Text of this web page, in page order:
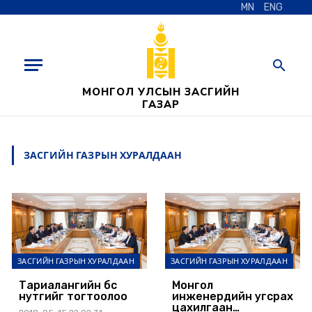
MN ENG
МОНГОЛ УЛСЫН ЗАСГИЙН
ГАЗАР
ЗАСГИЙН ГАЗРЫН ХУРАЛДААН
ЗАСГИЙН ГАЗРЫН ХУРАЛДААН
Тариалангийн бүс
нутгийг тогтоолоо
ЗАСГИЙН ГАЗРЫН ХУРАЛДААН
Монгол
инженерүүдийн угсрах
цахилгаан